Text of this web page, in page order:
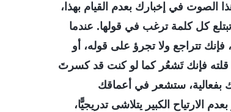
الصوت في إخبارك بعدم القيام بهذا،
كل كلمة ترغب في قولها. عندما
تتراجع ولا تجرؤ على قوله، أو
قلته فإنك تَشعُر كما لو كنت قد كسرتَ
بفعالية، ستشعر في أعماقك
الارتياح الكبير يتلاشى تدريجيًّا،